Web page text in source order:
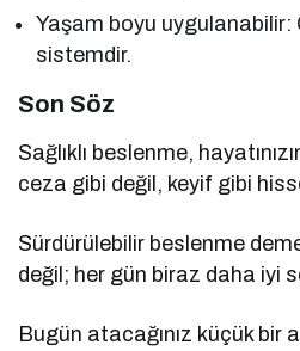
Yaşam boyu uygulanabilir:
sistemdir.
Son Söz
Sağlıklı beslenme,
ceza gibi değil, keyif gibi
Sürdürülebilir beslenme
değil; her gün biraz daha iyi
Bugün atacağınız küçük bir